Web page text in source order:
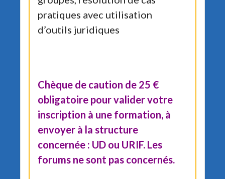
pratiques avec utilisation
d’outils juridiques
Chèque de caution de 25 €
obligatoire pour valider votre
inscription à une formation, à
envoyer à la structure
concernée : UD ou URIF. Les
forums ne sont pas concernés.